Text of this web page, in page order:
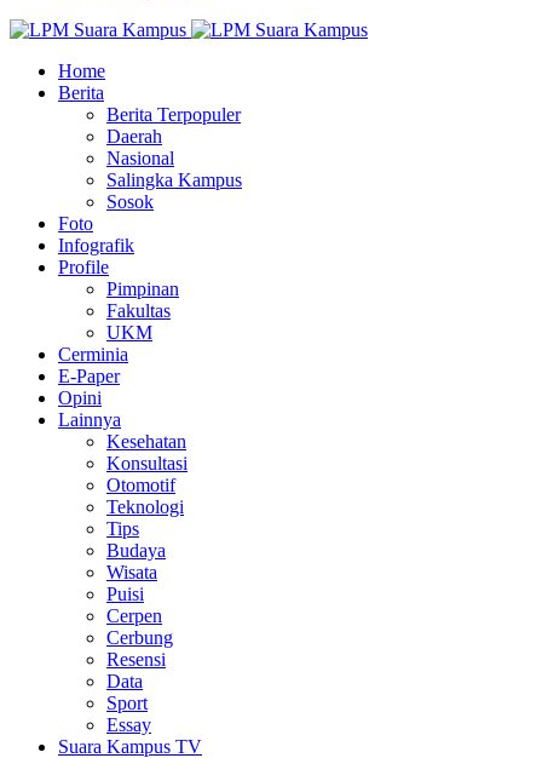
Home
Berita
Berita Terpopuler
Daerah
Nasional
Salingka Kampus
Sosok
Foto
Infografik
Profile
Pimpinan
Fakultas
UKM
Cerminia
E-Paper
Opini
Lainnya
Kesehatan
Konsultasi
Otomotif
Teknologi
Tips
Budaya
Wisata
Puisi
Cerpen
Cerbung
Resensi
Data
Sport
Essay
Suara Kampus TV